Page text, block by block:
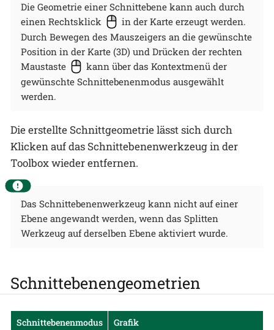
Die Geometrie einer Schnittebene kann auch durch
einen Rechtsklick
in der Karte erzeugt werden.
Durch Bewegen des Mauszeigers an die gewünschte
Position in der Karte (3D) und Drücken der rechten
Maustaste
kann über das Kontextmenü der
gewünschte Schnittebenenmodus ausgewählt
werden.
Die erstellte Schnittgeometrie lässt sich durch
Klicken auf das Schnittebenenwerkzeug in der
Toolbox wieder entfernen.
Das Schnittebenenwerkzeug kann nicht auf einer
Ebene angewandt werden, wenn das Splitten
Werkzeug auf derselben Ebene aktiviert wurde.
Schnittebenengeometrien
Schnittebenenmodus Grafik